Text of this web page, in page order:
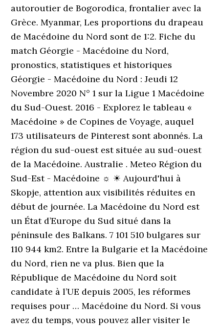
autoroutier de Bogorodica, frontalier avec la
Grèce. Myanmar, Les proportions du drapeau
de Macédoine du Nord sont de 1:2. Fiche du
match Géorgie - Macédoine du Nord,
pronostics, statistiques et historiques
Géorgie - Macédoine du Nord : Jeudi 12
Novembre 2020 N° 1 sur la Ligue 1 Macédoine
du Sud-Ouest. 2016 - Explorez le tableau «
Macédoine » de Copines de Voyage, auquel
173 utilisateurs de Pinterest sont abonnés. La
région du sud-ouest est située au sud-ouest
de la Macédoine. Australie . Meteo Région du
Sud-Est - Macédoine ☼ ☀ Aujourd'hui à
Skopje, attention aux visibilités réduites en
début de journée. La Macédoine du Nord est
un État d’Europe du Sud situé dans la
péninsule des Balkans. 7 101 510 bulgares sur
110 944 km2. Entre la Bulgarie et la Macédoine
du Nord, rien ne va plus. Bien que la
République de Macédoine du Nord soit
candidate à l’UE depuis 2005, les réformes
requises pour … Macédoine du Nord. Si vous
avez du temps, vous pouvez aller visiter le